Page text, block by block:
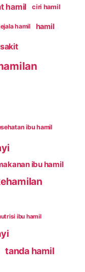
hamil ciri hamil
hamil hamil
ibu hamil
ibu hamil
ibu hamil
tanda hamil